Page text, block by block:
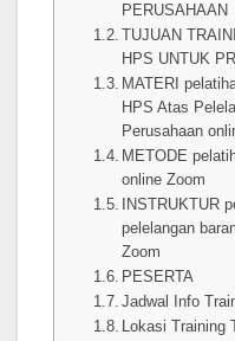
PERUSAHAAN
TUJUAN
HPS UNTUK
MATERI
HPS Atas
Perusahaan
METODE
online Zoom
INSTRUKTUR
pelelangan
Zoom
PESERTA
Jadwal Info
Lokasi Training